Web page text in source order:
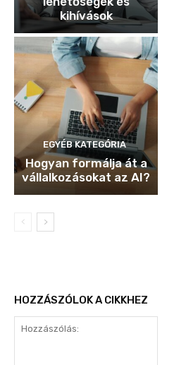
kihívások
EGYÉB KATEGÓRIA
Hogyan formálja át a
vállalkozásokat az AI?
HOZZÁSZÓLOK A CIKKHEZ